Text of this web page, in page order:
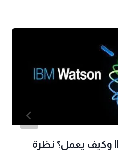
ما هو IBM Watson وكيف يعمل؟ نظرة